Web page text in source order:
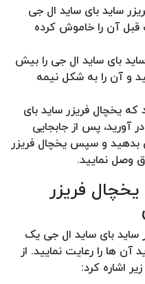
ساید بای ساید ال جی
حداقل ۲ ساعت قبل آن را خاموش کرده
بای ساید ال جی را بیش
و آن را به شکل نیمه
یخچال فریزر ساید بای
آورید، پس از جابجایی
زمان بدهید و سپس یخچال فریزر
وصل نمایید.
فریزر
ساید بای ساید ال جی یک
آن ها را رعایت نمایید. از
اشاره کرد: